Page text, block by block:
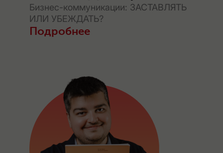
Бизнес-коммуникации: ЗАСТАВЛЯТЬ
ИЛИ УБЕЖДАТЬ?
Подробнее